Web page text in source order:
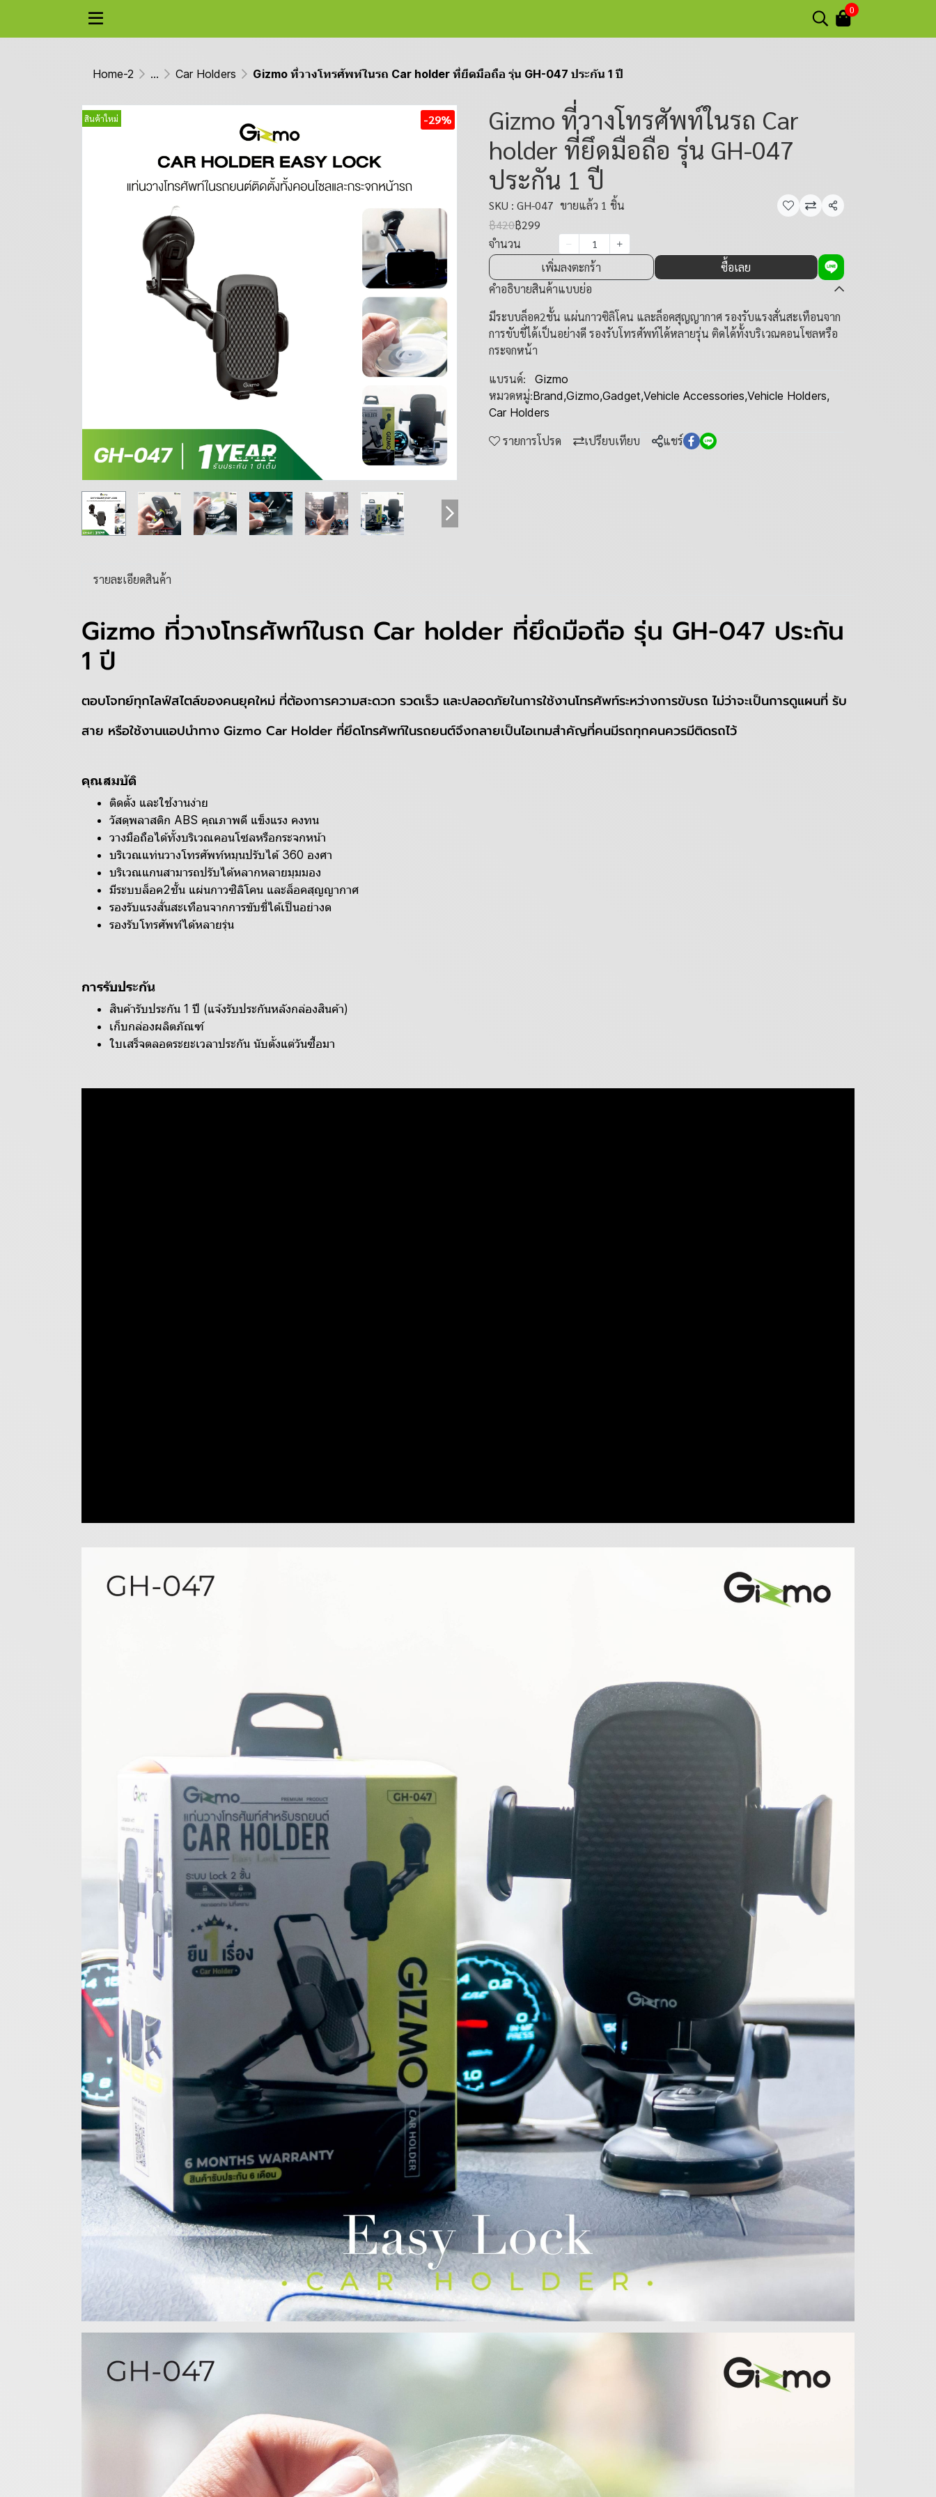
0
Home-2 ... Car Holders Gizmo ที่วางโทรศัพท์ในรถ Car holder ที่ยึดมือถือ รุ่น GH-047 ประกัน 1 ปี
สินค้าใหม่ -29%
Gizmo ที่วางโทรศัพท์ในรถ Car
holder ที่ยึดมือถือ รุ่น GH-047
ประกัน 1 ปี
SKU : GH-047 ขายแล้ว 1 ชิ้น
แชร์
฿420฿299
จำนวน
เพิ่มลงตะกร้า
ซื้อเลย
คำอธิบายสินค้าแบบย่อ
มีระบบล็อค2ชั้น แผ่นกาวซิลิโคน และล็อคสุญญากาศ รองรับแรงสั่นสะเทือนจาก
การขับขี่ได้เป็นอย่างดี รองรับโทรศัพท์ได้หลายรุ่น ติดได้ทั้งบริเวณคอนโซลหรือ
กระจกหน้า
แบรนด์:
Gizmo
หมวดหมู่:Brand,Gizmo,Gadget,Vehicle Accessories,Vehicle Holders,
Car Holders
รายการโปรด เปรียบเทียบ แชร์
รายละเอียดสินค้า
Gizmo ที่วางโทรศัพท์ในรถ Car holder ที่ยึดมือถือ รุ่น GH-047 ประกัน
1 ปี
ตอบโจทย์ทุกไลฟ์สไตล์ของคนยุคใหม่ ที่ต้องการความสะดวก รวดเร็ว และปลอดภัยในการใช้งานโทรศัพท์ระหว่างการขับรถ ไม่ว่าจะเป็นการดูแผนที่ รับ
สาย หรือใช้งานแอปนำทาง Gizmo Car Holder ที่ยึดโทรศัพท์ในรถยนต์จึงกลายเป็นไอเทมสำคัญที่คนมีรถทุกคนควรมีติดรถไว้
คุณสมบัติ
ติดตั้ง และใช้งานง่าย
วัสดุพลาสติก ABS คุณภาพดี แข็งแรง คงทน
วางมือถือได้ทั้งบริเวณคอนโซลหรือกระจกหน้า
บริเวณแท่นวางโทรศัพท์หมุนปรับได้ 360 องศา
บริเวณแกนสามารถปรับได้หลากหลายมุมมอง
มีระบบล็อค2ชั้น แผ่นกาวซิลิโคน และล็อคสุญญากาศ
รองรับแรงสั่นสะเทือนจากการขับขี่ได้เป็นอย่างด
รองรับโทรศัพท์ได้หลายรุ่น
การรับประกัน
สินค้ารับประกัน 1 ปี (แจ้งรับประกันหลังกล่องสินค้า)
เก็บกล่องผลิตภัณฑ์
ใบเสร็จตลอดระยะเวลาประกัน นับตั้งแต่วันซื้อมา